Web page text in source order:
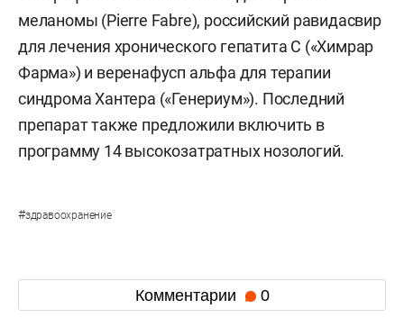
меланомы (Pierre Fabre), российский равидасвир
для лечения хронического гепатита С («Химрар
Фарма») и веренафусп альфа для терапии
синдрома Хантера («Генериум»). Последний
препарат также предложили включить в
программу 14 высокозатратных нозологий.
#здравоохранение
Комментарии 0